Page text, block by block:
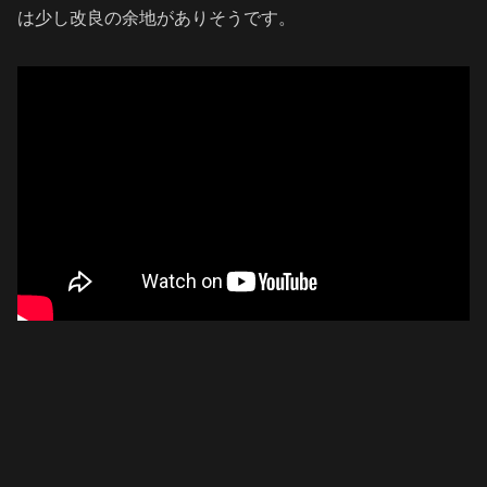
は少し改良の余地がありそうです。